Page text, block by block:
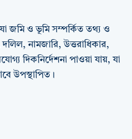
জমি ও ভূমি সম্পর্কিত তথ্য ও
নামজারি, উত্তরাধিকার,
দিকনির্দেশনা পাওয়া যায়, যা
উপস্থাপিত।